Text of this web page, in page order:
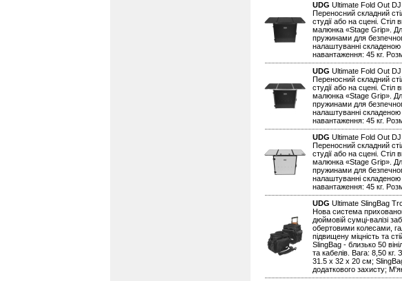
UDG Ultimate Fold Out
Переносний складний
студії або на сцені.
малюнка «Stage Grip».
пружинами для
налаштуванні
навантаження: 45 кг.
UDG Ultimate Fold Out
Переносний складний
студії або на сцені.
малюнка «Stage Grip».
пружинами для
налаштуванні
навантаження: 45 кг.
UDG Ultimate Fold Out
Переносний складний
студії або на сцені.
малюнка «Stage Grip».
пружинами для
налаштуванні
навантаження: 45 кг.
UDG Ultimate SlingBag
Нова система
дюймовій сумці-валізі
обертовими колесами,
підвищену міцність та
SlingBag - близько 50
та кабелів. Вага: 8,50
31.5 x 32 x 20 см;
додаткового захисту;